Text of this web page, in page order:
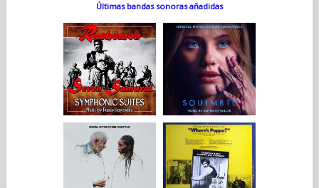
Últimas bandas sonoras añadidas